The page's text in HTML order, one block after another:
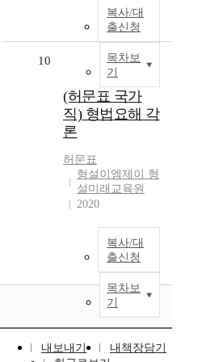
복사/대
출신청
목차보
기
10
(허문표 국가
직) 형법요해 각
론
허문표
형설이엠제이 형
설미래교육원
2020
복사/대
출신청
목차보
기
내보내기
내책장담기